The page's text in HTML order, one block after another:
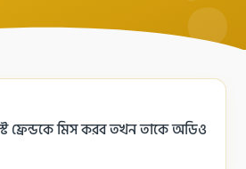
মিস করব তখন তাকে অডিও